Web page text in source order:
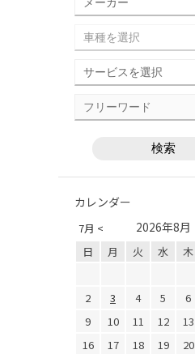
カレンダー
7月 < 2026年8月
日 月 火 水 木
2
3 4 5 6
9
10 11 12 13
16
17 18 19 20